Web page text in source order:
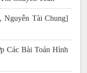
Nguyễn Tài Chung]
Các Bài Toán Hình